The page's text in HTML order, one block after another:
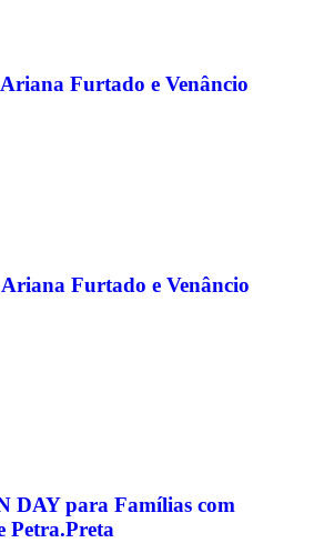
Furtado e Venâncio
Furtado e Venâncio
DAY para Famílias com
Petra.Preta